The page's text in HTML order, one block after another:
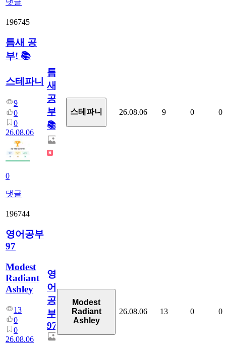
196745
틈새 공
부! 📚
스테파니
9
0
0
26.08.06
0
댓글
틈
새
공
부!
📚
스테파니 26.08.06 9 0 0
196744
영어공부
97
Modest
Radiant
Ashley
13
0
0
26.08.06
영
어
공
부
97
Modest
Radiant
Ashley
26.08.06 13 0 0